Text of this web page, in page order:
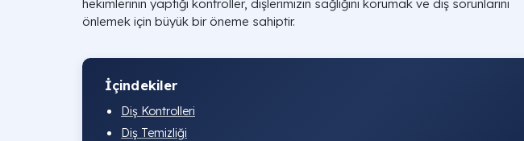
hekimlerinin yaptığı kontroller, dişlerimizin sağlığını korumak ve diş sorunlarını
önlemek için büyük bir öneme sahiptir.
İçindekiler
Diş Kontrolleri
Diş Temizliği